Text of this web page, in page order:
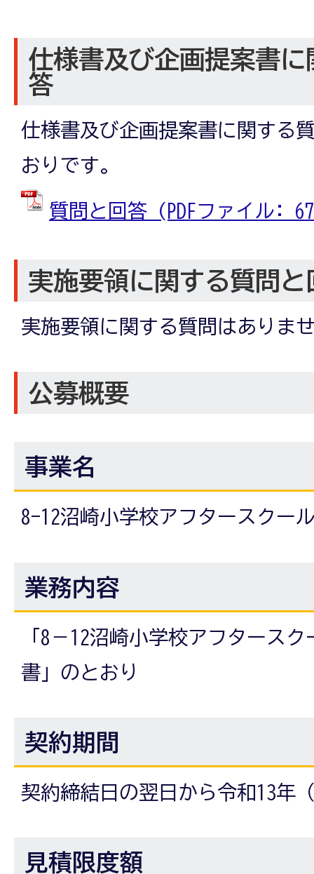
仕様書及び企画提案書
答
仕様書及び企画提案書に関する
おりです。
質問と回答 (PDFファイル:
実施要領に関する質問と
実施要領に関する質問はありま
公募概要
事業名
8-12沼崎小学校アフタースクー
業務内容
「8－12沼崎小学校アフタース
書」のとおり
契約期間
契約締結日の翌日から令和13年
見積限度額